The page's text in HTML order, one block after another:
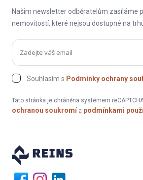
Našim newsletter odběratelům zasíláme
nemovitostí, které nejsou dostupné na
Souhlasím s Podmínky ochrany
Tato stránka je chráněna systémem
ochranou soukromí a podmínkami